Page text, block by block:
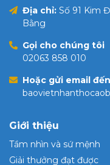
Địa chỉ: Số 91 Kim
Bằng
Gọi cho chúng tôi
02063 858 010
Hoặc gửi email đến
Giới thiệu
Tầm nhìn và sứ mệnh
Giải thưởng đạt được